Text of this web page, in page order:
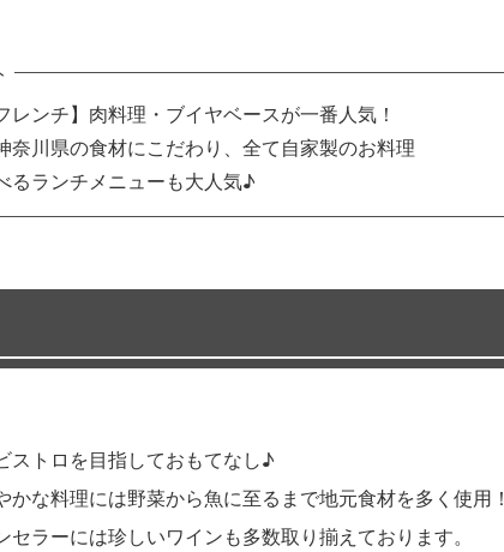
レンチ】肉料理・ブイヤベースが一番人気！
奈川県の食材にこだわり、全て自家製のお料理
るランチメニューも大人気♪
ストロを目指しておもてなし♪
かな料理には野菜から魚に至るまで地元食材を多く使用！
セラーには珍しいワインも多数取り揃えております。